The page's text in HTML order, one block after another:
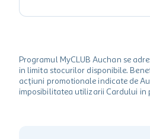
Programul MyCLUB Auchan se
in limita stocurilor disponibile.
acțiuni promotionale indicate de
imposibilitatea utilizarii Cardului in